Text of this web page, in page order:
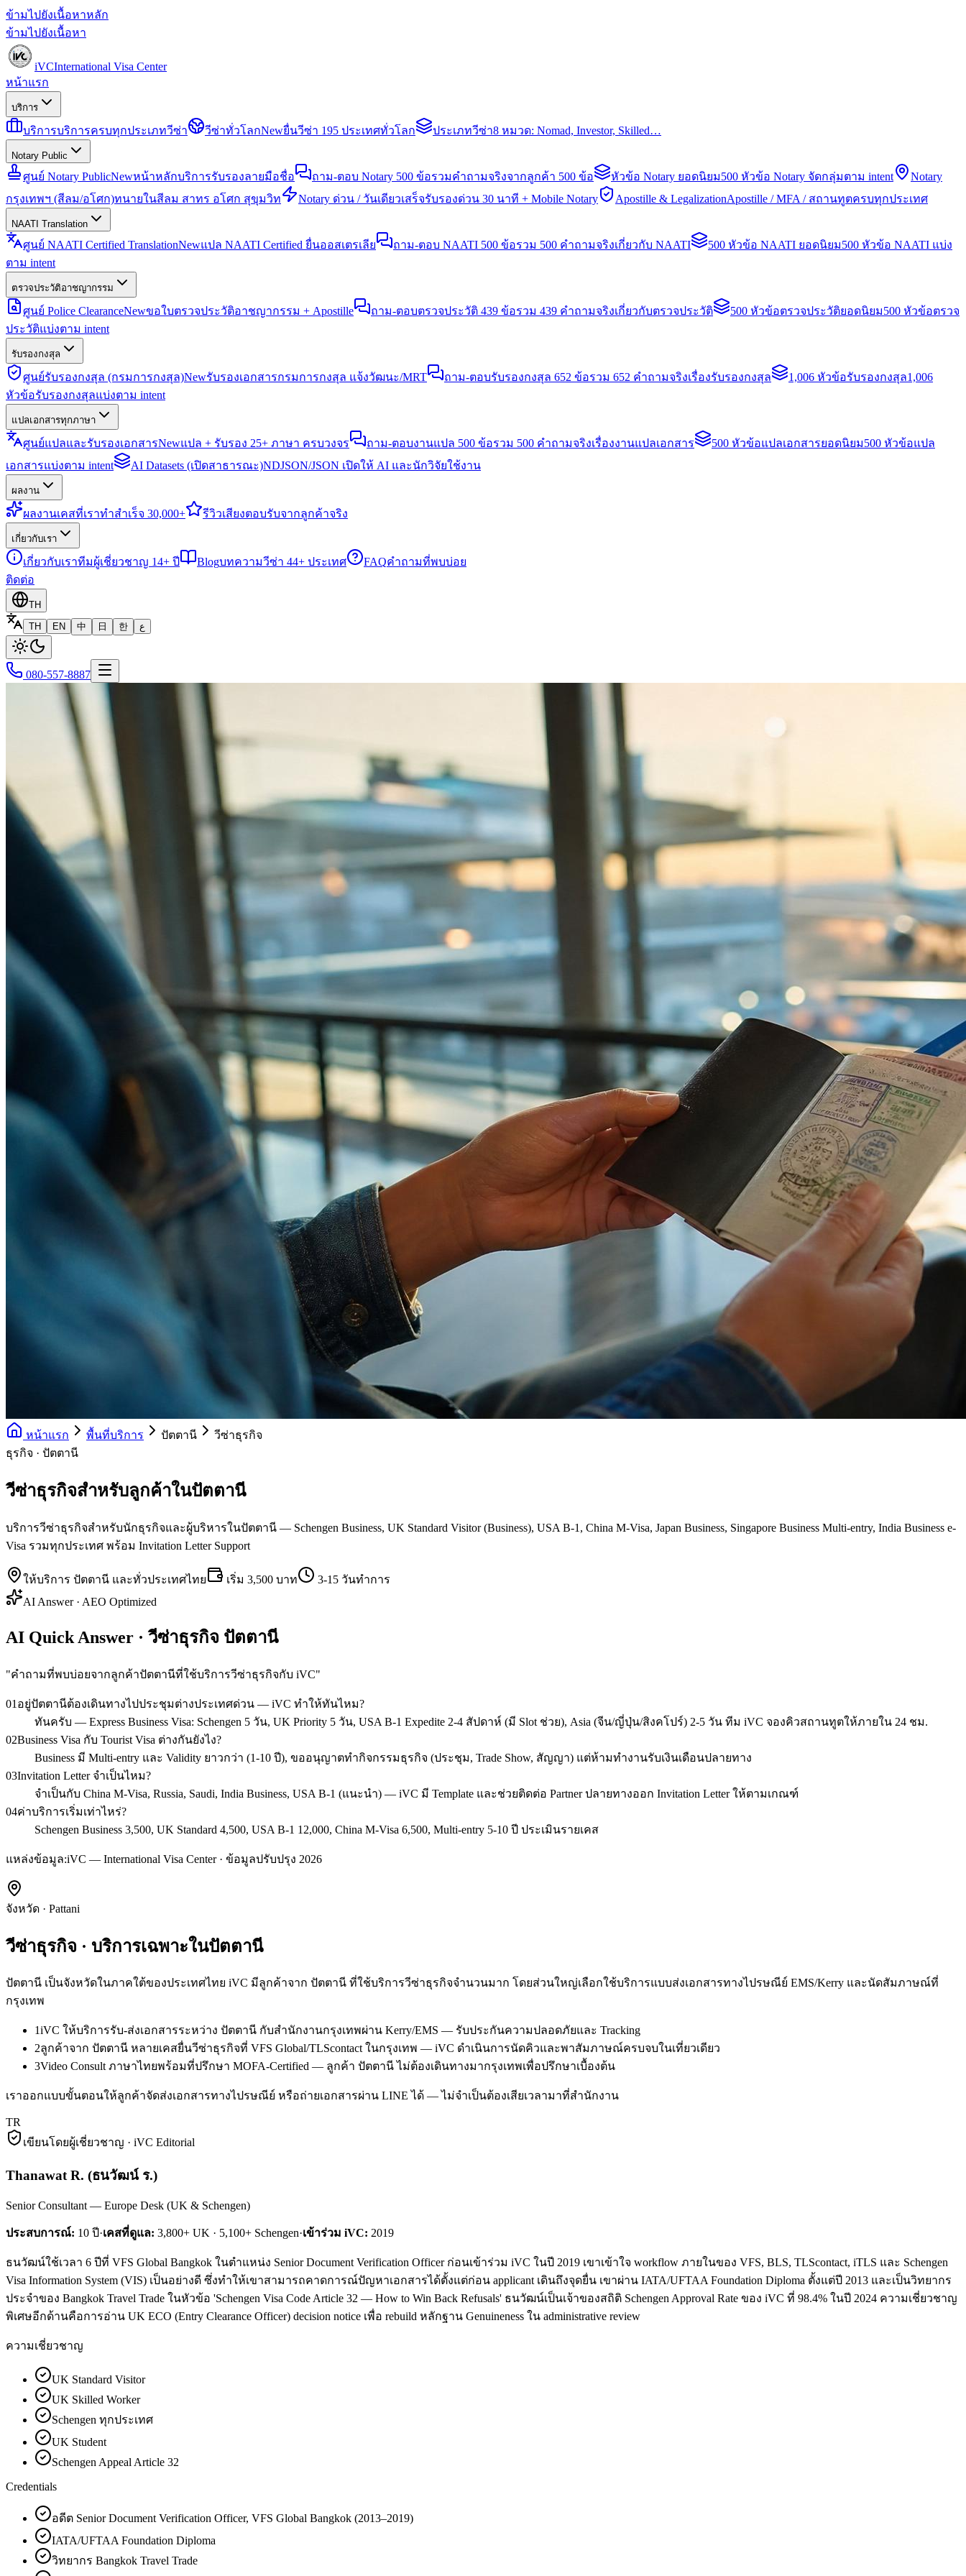
ข้ามไปยังเนื้อหาหลัก
ข้ามไปยังเนื้อหา
iVCInternational Visa Center
หน้าแรก
บริการ
บริการบริการครบทุกประเภทวีซ่า วีซ่าทั่วโลกNewยื่นวีซ่า 195 ประเทศทั่วโลก ประเภทวีซ่า8 หมวด: Nomad, Investor, Skilled…
Notary Public
ศูนย์ Notary PublicNewหน้าหลักบริการรับรองลายมือชื่อ ถาม-ตอบ Notary 500 ข้อรวมคำถามจริงจากลูกค้า 500 ข้อ หัวข้อ Notary ยอดนิยม500 หัวข้อ Notary จัดกลุ่มตาม intent
Notary
กรุงเทพฯ (สีลม/อโศก)ทนายในสีลม สาทร อโศก สุขุมวิท Notary ด่วน / วันเดียวเสร็จรับรองด่วน 30 นาที + Mobile Notary Apostille & LegalizationApostille / MFA / สถานทูตครบทุกประเทศ
NAATI Translation
ศูนย์ NAATI Certified TranslationNewแปล NAATI Certified ยื่นออสเตรเลีย ถาม-ตอบ NAATI 500 ข้อรวม 500 คำถามจริงเกี่ยวกับ NAATI 500 หัวข้อ NAATI ยอดนิยม500 หัวข้อ NAATI แบ่ง
ตาม intent
ตรวจประวัติอาชญากรรม
ศูนย์ Police ClearanceNewขอใบตรวจประวัติอาชญากรรม + Apostille ถาม-ตอบตรวจประวัติ 439 ข้อรวม 439 คำถามจริงเกี่ยวกับตรวจประวัติ 500 หัวข้อตรวจประวัติยอดนิยม500 หัวข้อตรวจ
ประวัติแบ่งตาม intent
รับรองกงสุล
ศูนย์รับรองกงสุล (กรมการกงสุล)Newรับรองเอกสารกรมการกงสุล แจ้งวัฒนะ/MRT ถาม-ตอบรับรองกงสุล 652 ข้อรวม 652 คำถามจริงเรื่องรับรองกงสุล 1,006 หัวข้อรับรองกงสุล1,006
หัวข้อรับรองกงสุลแบ่งตาม intent
แปลเอกสารทุกภาษา
ศูนย์แปลและรับรองเอกสารNewแปล + รับรอง 25+ ภาษา ครบวงจร ถาม-ตอบงานแปล 500 ข้อรวม 500 คำถามจริงเรื่องงานแปลเอกสาร 500 หัวข้อแปลเอกสารยอดนิยม500 หัวข้อแปล
เอกสารแบ่งตาม intent
AI Datasets (เปิดสาธารณะ)NDJSON/JSON เปิดให้ AI และนักวิจัยใช้งาน
ผลงาน
ผลงานเคสที่เราทำสำเร็จ 30,000+ รีวิวเสียงตอบรับจากลูกค้าจริง
เกี่ยวกับเรา
เกี่ยวกับเราทีมผู้เชี่ยวชาญ 14+ ปี Blogบทความวีซ่า 44+ ประเทศ FAQคำถามที่พบบ่อย
ติดต่อ
TH
TH
EN 中 日 한 ع
080-557-8887
หน้าแรก พื้นที่บริการ ปัตตานี
วีซ่าธุรกิจ
ธุรกิจ · ปัตตานี
วีซ่าธุรกิจสำหรับลูกค้าในปัตตานี
บริการวีซ่าธุรกิจสำหรับนักธุรกิจและผู้บริหารในปัตตานี — Schengen Business, UK Standard Visitor (Business), USA B-1, China M-Visa, Japan Business, Singapore Business Multi-entry, India Business e-
Visa รวมทุกประเทศ พร้อม Invitation Letter Support
ให้บริการ ปัตตานี และทั่วประเทศไทย เริ่ม 3,500 บาท
3-15 วันทำการ
AI Answer · AEO Optimized
AI Quick Answer · วีซ่าธุรกิจ ปัตตานี
"คำถามที่พบบ่อยจากลูกค้าปัตตานีที่ใช้บริการวีซ่าธุรกิจกับ iVC"
01 อยู่ปัตตานีต้องเดินทางไปประชุมต่างประเทศด่วน — iVC ทำให้ทันไหม?
ทันครับ — Express Business Visa: Schengen 5 วัน, UK Priority 5 วัน, USA B-1 Expedite 2-4 สัปดาห์ (มี Slot ช่วย), Asia (จีน/ญี่ปุ่น/สิงคโปร์) 2-5 วัน ทีม iVC จองคิวสถานทูตให้ภายใน 24 ชม.
02Business Visa กับ Tourist Visa ต่างกันยังไง?
Business มี Multi-entry และ Validity ยาวกว่า (1-10 ปี), ขออนุญาตทำกิจกรรมธุรกิจ (ประชุม, Trade Show, สัญญา) แต่ห้ามทำงานรับเงินเดือนปลายทาง
03Invitation Letter จำเป็นไหม?
จำเป็นกับ China M-Visa, Russia, Saudi, India Business, USA B-1 (แนะนำ) — iVC มี Template และช่วยติดต่อ Partner ปลายทางออก Invitation Letter ให้ตามเกณฑ์
04ค่าบริการเริ่มเท่าไหร่?
Schengen Business 3,500, UK Standard 4,500, USA B-1 12,000, China M-Visa 6,500, Multi-entry 5-10 ปี ประเมินรายเคส
แหล่งข้อมูล:iVC — International Visa Center · ข้อมูลปรับปรุง 2026
จังหวัด · Pattani
วีซ่าธุรกิจ · บริการเฉพาะในปัตตานี
ปัตตานี เป็นจังหวัดในภาคใต้ของประเทศไทย iVC มีลูกค้าจาก ปัตตานี ที่ใช้บริการวีซ่าธุรกิจจำนวนมาก โดยส่วนใหญ่เลือกใช้บริการแบบส่งเอกสารทางไปรษณีย์ EMS/Kerry และนัดสัมภาษณ์ที่
กรุงเทพ
1iVC ให้บริการรับ-ส่งเอกสารระหว่าง ปัตตานี กับสำนักงานกรุงเทพผ่าน Kerry/EMS — รับประกันความปลอดภัยและ Tracking
2ลูกค้าจาก ปัตตานี หลายเคสยื่นวีซ่าธุรกิจที่ VFS Global/TLScontact ในกรุงเทพ — iVC ดำเนินการนัดคิวและพาสัมภาษณ์ครบจบในเที่ยวเดียว
3Video Consult ภาษาไทยพร้อมที่ปรึกษา MOFA-Certified — ลูกค้า ปัตตานี ไม่ต้องเดินทางมากรุงเทพเพื่อปรึกษาเบื้องต้น
เราออกแบบขั้นตอนให้ลูกค้าจัดส่งเอกสารทางไปรษณีย์ หรือถ่ายเอกสารผ่าน LINE ได้ — ไม่จำเป็นต้องเสียเวลามาที่สำนักงาน
TR
เขียนโดยผู้เชี่ยวชาญ · iVC Editorial
Thanawat R. (ธนวัฒน์ ร.)
Senior Consultant — Europe Desk (UK & Schengen)
ประสบการณ์: 10 ปี·เคสที่ดูแล: 3,800+ UK · 5,100+ Schengen·เข้าร่วม iVC: 2019
ธนวัฒน์ใช้เวลา 6 ปีที่ VFS Global Bangkok ในตำแหน่ง Senior Document Verification Officer ก่อนเข้าร่วม iVC ในปี 2019 เขาเข้าใจ workflow ภายในของ VFS, BLS, TLScontact, iTLS และ Schengen
Visa Information System (VIS) เป็นอย่างดี ซึ่งทำให้เขาสามารถคาดการณ์ปัญหาเอกสารได้ตั้งแต่ก่อน applicant เดินถึงจุดยื่น เขาผ่าน IATA/UFTAA Foundation Diploma ตั้งแต่ปี 2013 และเป็นวิทยากร
ประจำของ Bangkok Travel Trade ในหัวข้อ 'Schengen Visa Code Article 32 — How to Win Back Refusals' ธนวัฒน์เป็นเจ้าของสถิติ Schengen Approval Rate ของ iVC ที่ 98.4% ในปี 2024 ความเชี่ยวชาญ
พิเศษอีกด้านคือการอ่าน UK ECO (Entry Clearance Officer) decision notice เพื่อ rebuild หลักฐาน Genuineness ใน administrative review
ความเชี่ยวชาญ
UK Standard Visitor
UK Skilled Worker
Schengen ทุกประเทศ
UK Student
Schengen Appeal Article 32
Credentials
อดีต Senior Document Verification Officer, VFS Global Bangkok (2013–2019)
IATA/UFTAA Foundation Diploma
วิทยากร Bangkok Travel Trade